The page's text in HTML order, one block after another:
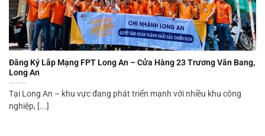
Đăng Ký Lắp Mạng FPT Long An – Cửa Hàng 23 Trương Văn Bang,
Long An
Tại Long An – khu vực đang phát triển mạnh với nhiều khu công
nghiệp, [...]